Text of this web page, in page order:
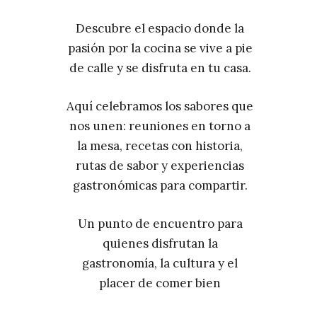
Descubre el espacio donde la
pasión por la cocina se vive a pie
de calle y se disfruta en tu casa.
Aquí celebramos los sabores que
nos unen: reuniones en torno a
la mesa, recetas con historia,
rutas de sabor y experiencias
gastronómicas para compartir.
Un punto de encuentro para
quienes disfrutan la
gastronomía, la cultura y el
placer de comer bien